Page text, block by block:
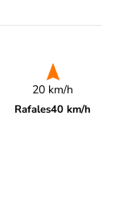
20 km/h
Rafales40 km/h